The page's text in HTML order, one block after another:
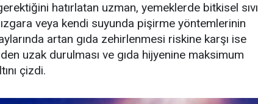
hatırlatan uzman, yemeklerde bitkisel sıvı
ızgara veya kendi suyunda pişirme yöntemlerinin
artan gıda zehirlenmesi riskine karşı ise
uzak durulması ve gıda hijyenine maksimum
çizdi.